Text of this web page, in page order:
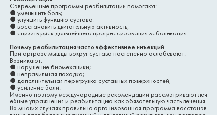
Современные программы реабилитации помогают:
● уменьшить боль;
● улучшить функцию сустава;
● восстановить двигательную активность;
● снизить риск дальнейшего прогрессирования заболевания.
Почему реабилитация часто эффективнее инъекций
При артрозе мышцы вокруг сустава постепенно ослабевают.
Возникают:
● нарушение биомеханики;
● неправильная походка;
● дополнительная перегрузка суставных поверхностей;
● усиление боли.
Именно поэтому международные рекомендации рассматривают леч
ебные упражнения и реабилитацию как обязательную часть лечения.
Во многих случаях правильно организованная программа восстанов